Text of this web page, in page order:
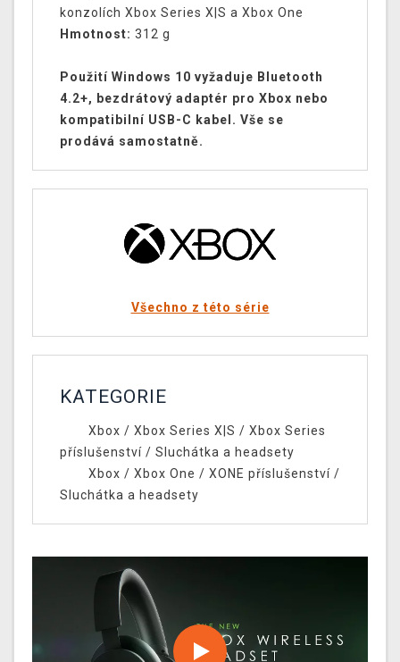
konzolích Xbox Series X|S a Xbox One
Hmotnost: 312 g
Použití Windows 10 vyžaduje Bluetooth
4.2+, bezdrátový adaptér pro Xbox nebo
kompatibilní USB-C kabel. Vše se
prodává samostatně.
Všechno z této série
KATEGORIE
Xbox / Xbox Series X|S / Xbox Series
příslušenství / Sluchátka a headsety
Xbox / Xbox One / XONE příslušenství/
Sluchátka a headsety